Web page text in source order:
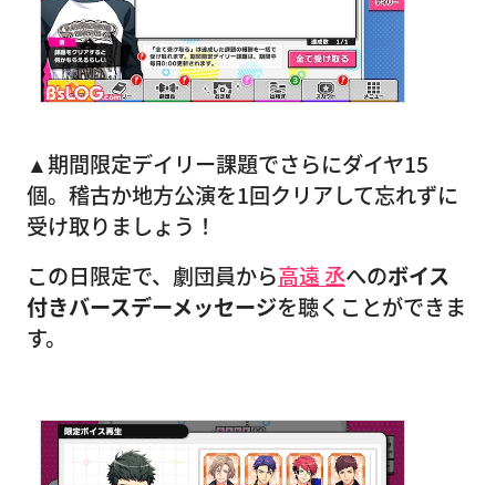
▲期間限定デイリー課題でさらにダイヤ15
個。稽古か地方公演を1回クリアして忘れずに
受け取りましょう！
この日限定で、劇団員から高遠 丞へのボイス
付きバースデーメッセージを聴くことができま
す。